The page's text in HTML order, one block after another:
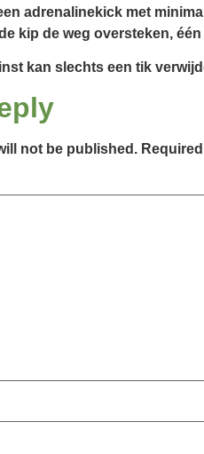
adrenalinekick met
kip de weg oversteken,
kan slechts een tik
not be published.